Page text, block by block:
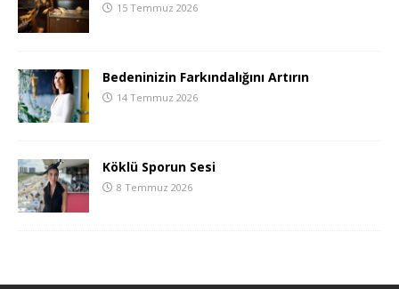
15 Temmuz 2026
Bedeninizin Farkındalığını Artırın
14 Temmuz 2026
Köklü Sporun Sesi
8 Temmuz 2026